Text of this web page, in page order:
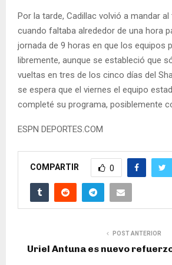
Por la tarde, Cadillac volvió a mandar
cuando faltaba alrededor de una hora
jornada de 9 horas en que los equipos
libremente, aunque se estableció que
vueltas en tres de los cinco días del
se espera que el viernes el equipo
completé su programa, posiblemente
ESPN DEPORTES.COM
COMPARTIR 0
POST ANTERIOR
Uriel Antuna es nuevo